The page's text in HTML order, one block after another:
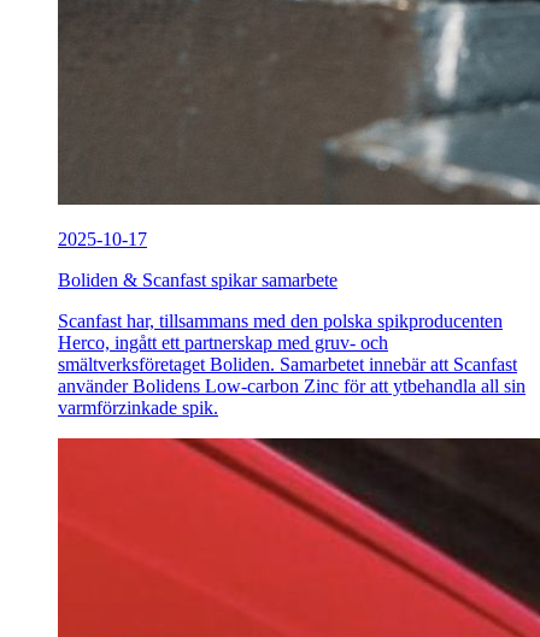
2025-10-17
Boliden & Scanfast spikar samarbete
Scanfast har, tillsammans med den polska spikproducenten
Herco, ingått ett partnerskap med gruv- och
smältverksföretaget Boliden. Samarbetet innebär att Scanfast
använder Bolidens Low-carbon Zinc för att ytbehandla all sin
varmförzinkade spik.